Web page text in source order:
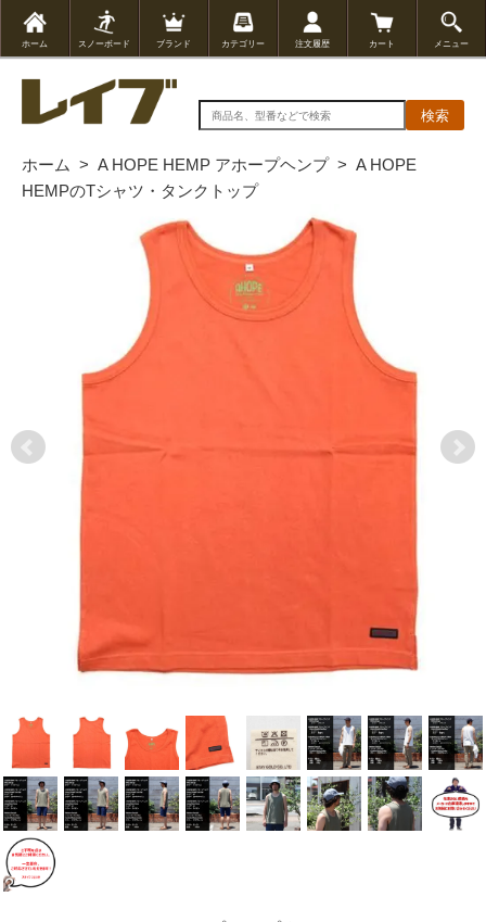
ホーム スノーボード ブランド カテゴリー 注文履歴 カート メニュー
検索
ホーム > A HOPE HEMP アホープヘンプ> A HOPE
HEMPのTシャツ・タンクトップ